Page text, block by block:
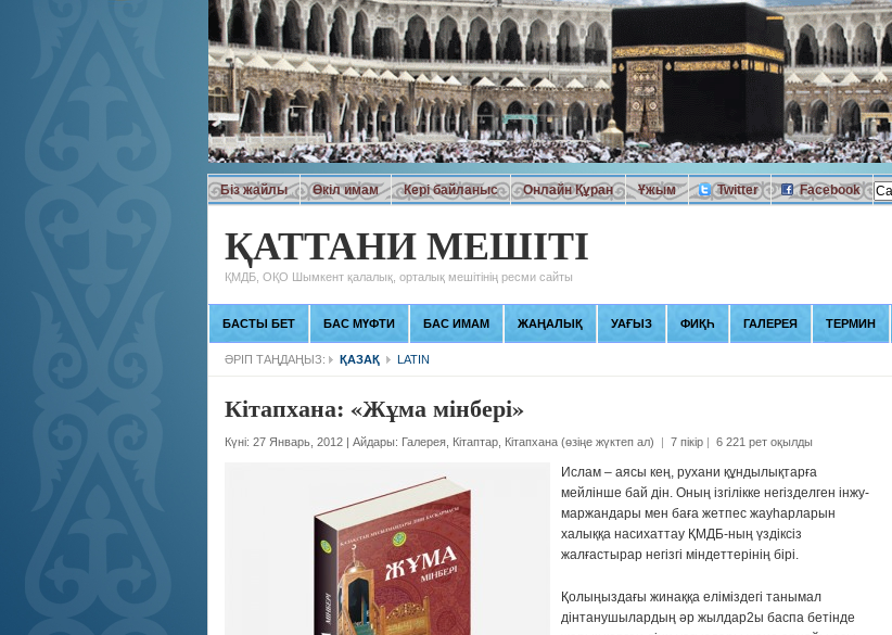
Біз жайлы Өкіл имам Кері байланыс Онлайн Құран Ұжым Twitter Facebook
ҚАТТАНИ МЕШІТІ
ҚМДБ, ОҚО Шымкент қалалық, орталық мешітінің ресми сайты
БАСТЫ БЕТ БАС МҮФТИ БАС ИМАМ ЖАҢАЛЫҚ УАҒЫЗ ФИҚҺ ГАЛЕРЕЯ ТЕРМИН
ӘРІП ТАҢДАҢЫЗ: ҚАЗАҚ LATIN
Кітапхана: «Жұма мінбері»
Күні: 27 Январь, 2012| Айдары: Галерея, Кітаптар, Кітапхана (өзіңе жүктеп ал) | 7 пікір | 6 221 рет оқылды
Ислам – аясы кең, рухани құндылықтарға
мейлінше бай дін. Оның ізгілікке негізделген інжу-
маржандары мен баға жетпес жауһарларын
халыққа насихаттау ҚМДБ-ның үздіксіз
жалғастырар негізгі міндеттерінің бірі.
Қолыңыздағы жинаққа еліміздегі танымал
дінтанушылардың әр жылдар2ы баспа бетінде